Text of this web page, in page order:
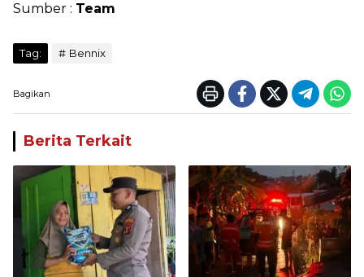
Sumber : Team
Tag: Bennix
Bagikan
Berita Terkait